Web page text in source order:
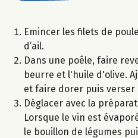
Emincer les filets de
d’ail.
Dans une poêle, faire
beurre et l'huile d'olive.
et faire dorer puis verser
Déglacer avec la
Lorsque le vin est
le bouillon de légumes